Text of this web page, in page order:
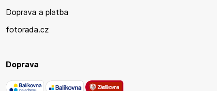
Doprava a platba
fotorada.cz
Doprava